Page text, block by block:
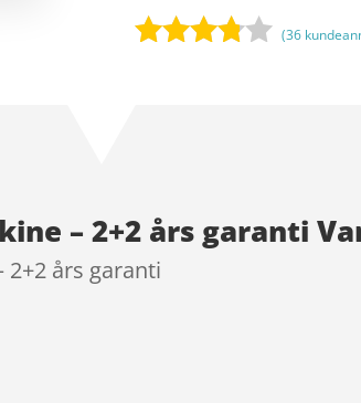
kundebed
ømmels
er
(36
– 2+2 års garanti
2+2 års garanti